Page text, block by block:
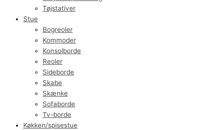
Tøjstativer
Stue
Bogreoler
Kommoder
Konsolborde
Reoler
Sideborde
Skabe
Skænke
Sofaborde
Tv-borde
Køkken/spisestue